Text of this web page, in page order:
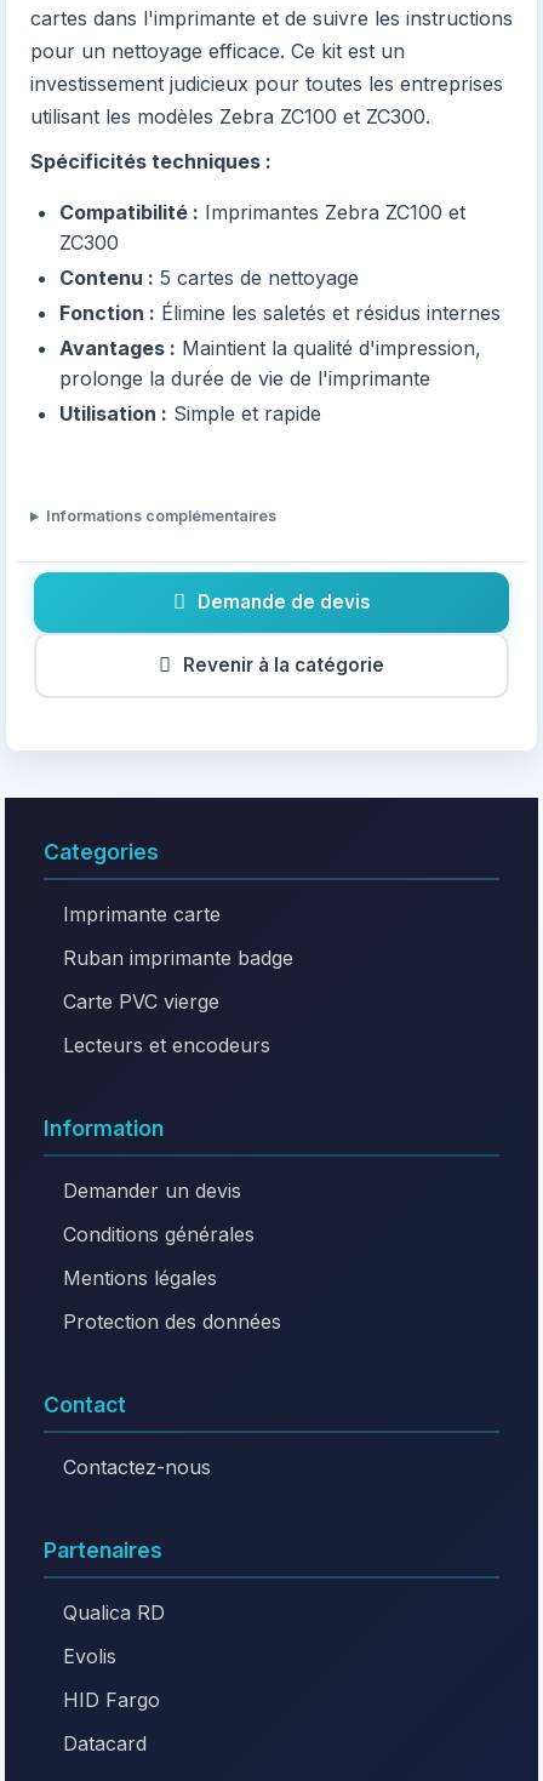
cartes dans l'imprimante et de suivre les instructions
pour un nettoyage efficace. Ce kit est un
investissement judicieux pour toutes les entreprises
utilisant les modèles Zebra ZC100 et ZC300.
Spécificités techniques :
Compatibilité : Imprimantes Zebra ZC100 et
ZC300
Contenu : 5 cartes de nettoyage
Fonction : Élimine les saletés et résidus internes
Avantages : Maintient la qualité d'impression,
prolonge la durée de vie de l'imprimante
Utilisation : Simple et rapide
Informations complémentaires
Demande de devis
Revenir à la catégorie
Categories
Imprimante carte
Ruban imprimante badge
Carte PVC vierge
Lecteurs et encodeurs
Information
Demander un devis
Conditions générales
Mentions légales
Protection des données
Contact
Contactez-nous
Partenaires
Qualica RD
Evolis
HID Fargo
Datacard